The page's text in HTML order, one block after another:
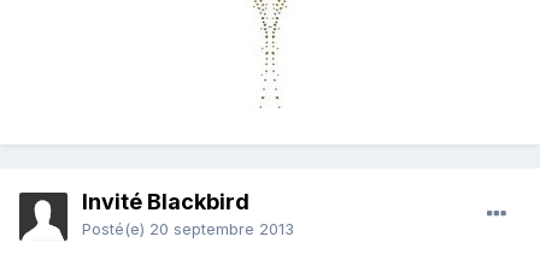
Invité Blackbird
Posté(e) 20 septembre 2013